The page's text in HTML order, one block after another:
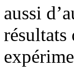
aussi
résultats